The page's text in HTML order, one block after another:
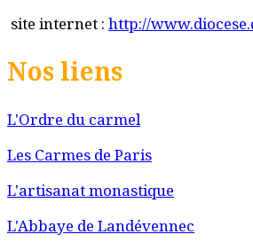
site internet : http://
Nos liens
L'Ordre du carmel
Les Carmes de Paris
L'artisanat monastique
L'Abbaye de Landévennec